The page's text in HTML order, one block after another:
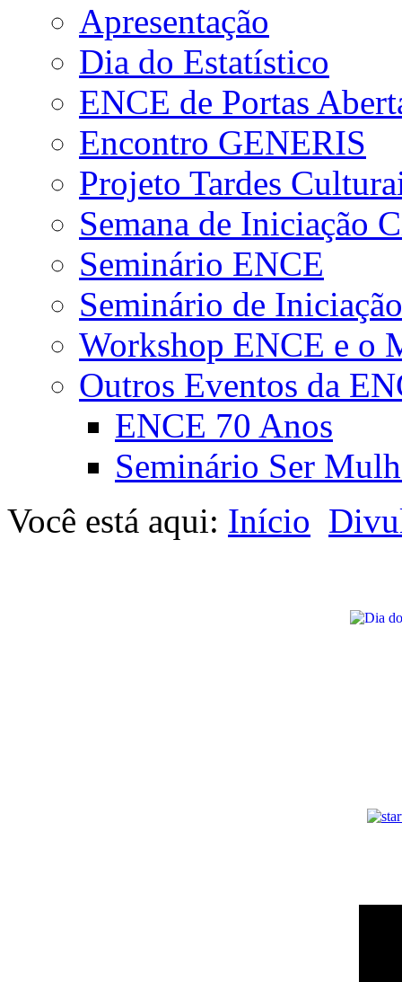
Apresentação
Dia do Estatístico
ENCE de Portas
Encontro GENERIS
Projeto Tardes
Semana de Iniciação
Seminário ENCE
Seminário de
Workshop ENCE e o
Outros Eventos da
ENCE 70 Anos
Seminário Ser
Você está aqui: Início